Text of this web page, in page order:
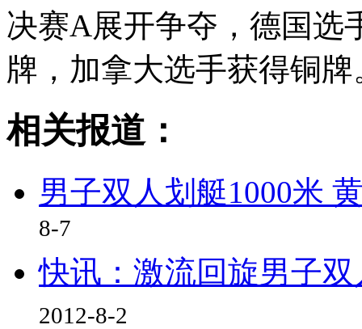
决赛A展开争夺，德国选
牌，加拿大选手获得铜牌
相关报道：
男子双人划艇1000米
8-7
快讯：激流回旋男子
2012-8-2